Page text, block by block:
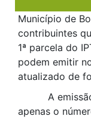
Município de
contribuintes
1ª parcela do
podem emitir
atualizado de
A
apenas o